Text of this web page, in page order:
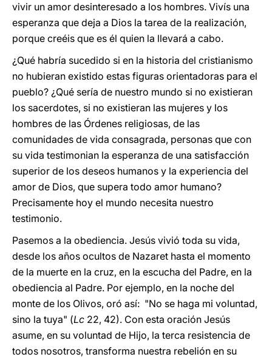
vivir un amor desinteresado a los hombres. Vivís una
esperanza que deja a Dios la tarea de la realización,
porque creéis que es él quien la llevará a cabo.
¿Qué habría sucedido si en la historia del cristianismo
no hubieran existido estas figuras orientadoras para el
pueblo? ¿Qué sería de nuestro mundo si no existieran
los sacerdotes, si no existieran las mujeres y los
hombres de las Órdenes religiosas, de las
comunidades de vida consagrada, personas que con
su vida testimonian la esperanza de una satisfacción
superior de los deseos humanos y la experiencia del
amor de Dios, que supera todo amor humano?
Precisamente hoy el mundo necesita nuestro
testimonio.
Pasemos a la obediencia. Jesús vivió toda su vida,
desde los años ocultos de Nazaret hasta el momento
de la muerte en la cruz, en la escucha del Padre, en la
obediencia al Padre. Por ejemplo, en la noche del
monte de los Olivos, oró así: "No se haga mi voluntad,
sino la tuya" (Lc 22, 42). Con esta oración Jesús
asume, en su voluntad de Hijo, la terca resistencia de
todos nosotros, transforma nuestra rebelión en su